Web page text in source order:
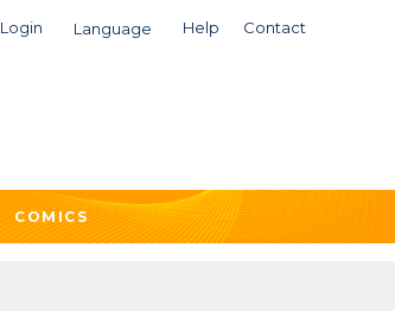
Login Language Help Contact
COMICS